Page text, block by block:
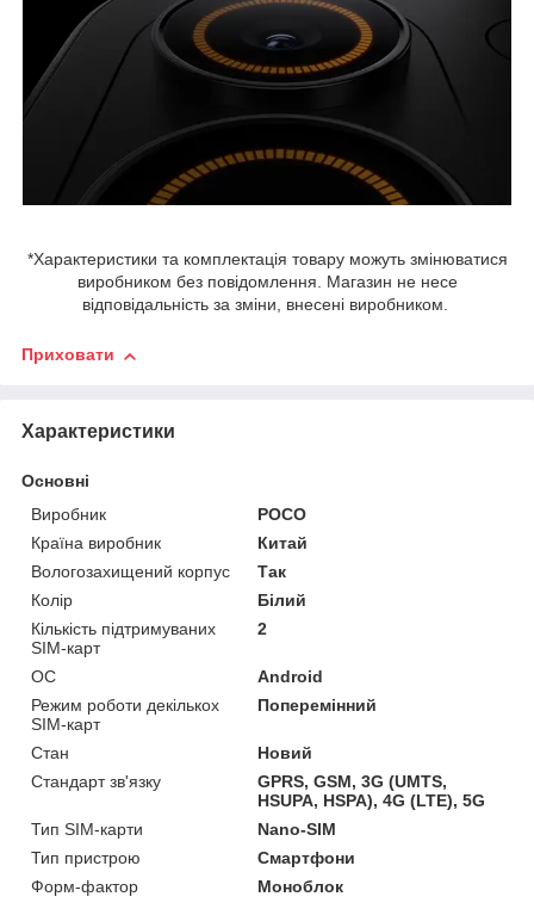
*Характеристики та комплектація товару можуть змінюватися
виробником без повідомлення. Магазин не несе
відповідальність за зміни, внесені виробником.
Приховати
Характеристики
Основні
Виробник
POCO
Країна виробник
Китай
Вологозахищений корпус
Так
Колір
Білий
Кількість підтримуваних
SIM-карт
2
ОС
Android
Режим роботи декількох
SIM-карт
Поперемінний
Стан
Новий
Стандарт зв'язку
GPRS, GSM, 3G (UMTS,
HSUPA, HSPA), 4G (LTE), 5G
Тип SIM-карти
Nano-SIM
Тип пристрою
Смартфони
Форм-фактор
Моноблок